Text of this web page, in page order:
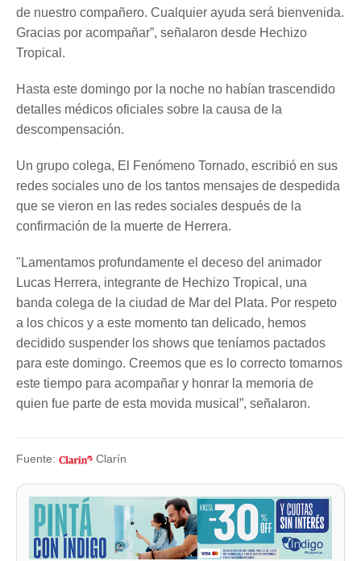
de nuestro compañero. Cualquier ayuda será bienvenida.
Gracias por acompañar”, señalaron desde Hechizo
Tropical.
Hasta este domingo por la noche no habían trascendido
detalles médicos oficiales sobre la causa de la
descompensación.
Un grupo colega, El Fenómeno Tornado, escribió en sus
redes sociales uno de los tantos mensajes de despedida
que se vieron en las redes sociales después de la
confirmación de la muerte de Herrera.
"Lamentamos profundamente el deceso del animador
Lucas Herrera, integrante de Hechizo Tropical, una
banda colega de la ciudad de Mar del Plata. Por respeto
a los chicos y a este momento tan delicado, hemos
decidido suspender los shows que teníamos pactados
para este domingo. Creemos que es lo correcto tomarnos
este tiempo para acompañar y honrar la memoria de
quien fue parte de esta movida musical”, señalaron.
Fuente: Clarín